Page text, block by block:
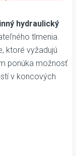
hydraulický
tlmenia.
ktoré vyžadujú
ponúka možnosť
v koncových